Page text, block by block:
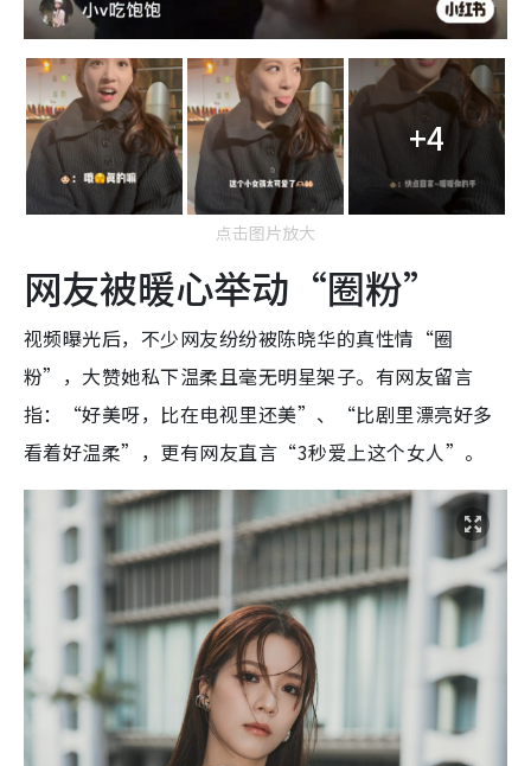
+4
点击图片放大
网友被暖心举动“圈粉”
视频曝光后，不少网友纷纷被陈晓华的真性情“圈
粉”，大赞她私下温柔且毫无明星架子。有网友留言
指：“好美呀，比在电视里还美”、“比剧里漂亮好多
看着好温柔”，更有网友直言“3秒爱上这个女人”。